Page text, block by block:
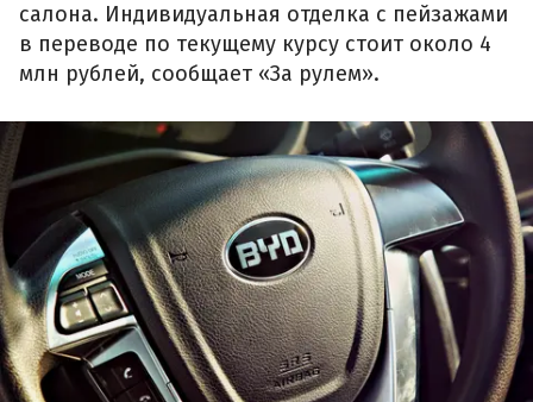
салона. Индивидуальная отделка с пейзажами
в переводе по текущему курсу стоит около 4
млн рублей, сообщает «За рулем».